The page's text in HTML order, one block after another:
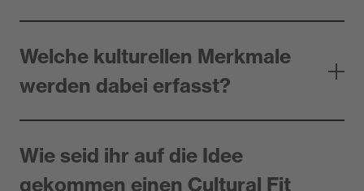
Welche kulturellen Merkmale
werden dabei erfasst?
Wie seid ihr auf die Idee
gekommen einen Cultural Fit